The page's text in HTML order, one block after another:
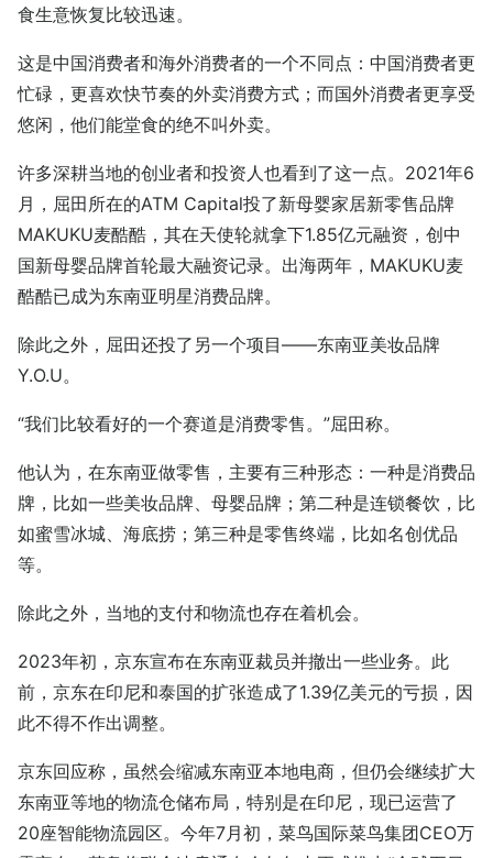
食生意恢复比较迅速。
这是中国消费者和海外消费者的一个不同点：中国消费者更
忙碌，更喜欢快节奏的外卖消费方式；而国外消费者更享受
悠闲，他们能堂食的绝不叫外卖。
许多深耕当地的创业者和投资人也看到了这一点。2021年6
月，屈田所在的ATM Capital投了新母婴家居新零售品牌
MAKUKU麦酷酷，其在天使轮就拿下1.85亿元融资，创中
国新母婴品牌首轮最大融资记录。出海两年，MAKUKU麦
酷酷已成为东南亚明星消费品牌。
除此之外，屈田还投了另一个项目——东南亚美妆品牌
Y.O.U。
“我们比较看好的一个赛道是消费零售。”屈田称。
他认为，在东南亚做零售，主要有三种形态：一种是消费品
牌，比如一些美妆品牌、母婴品牌；第二种是连锁餐饮，比
如蜜雪冰城、海底捞；第三种是零售终端，比如名创优品
等。
除此之外，当地的支付和物流也存在着机会。
2023年初，京东宣布在东南亚裁员并撤出一些业务。此
前，京东在印尼和泰国的扩张造成了1.39亿美元的亏损，因
此不得不作出调整。
京东回应称，虽然会缩减东南亚本地电商，但仍会继续扩大
东南亚等地的物流仓储布局，特别是在印尼，现已运营了
20座智能物流园区。今年7月初，菜鸟国际菜鸟集团CEO万